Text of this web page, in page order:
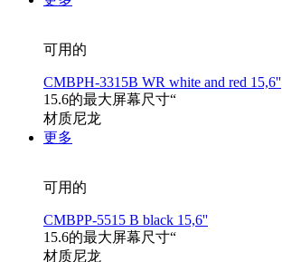
可用的
CMBPH-3315B WR white and red 15,6''
15.6的最大屏幕尺寸“
材质尼龙
更多
可用的
CMBPP-5515 B black 15,6''
15.6的最大屏幕尺寸“
材质尼龙